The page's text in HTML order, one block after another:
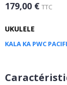
179,00 € TTC
UKULELE
KALA KA PWC